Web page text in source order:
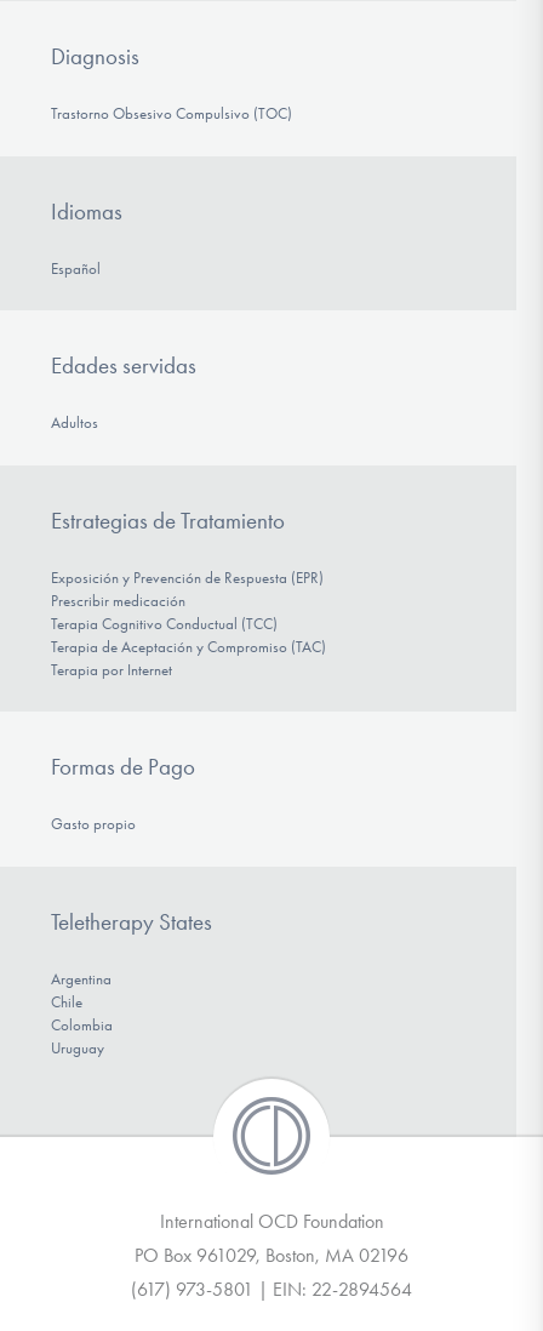
Diagnosis
Trastorno Obsesivo Compulsivo (TOC)
Idiomas
Español
Edades servidas
Adultos
Estrategias de Tratamiento
Exposición y Prevención de Respuesta (EPR)
Prescribir medicación
Terapia Cognitivo Conductual (TCC)
Terapia de Aceptación y Compromiso (TAC)
Terapia por Internet
Formas de Pago
Gasto propio
Teletherapy States
Argentina
Chile
Colombia
Uruguay
International OCD Foundation
PO Box 961029, Boston, MA 02196
(617) 973-5801 | EIN: 22-2894564